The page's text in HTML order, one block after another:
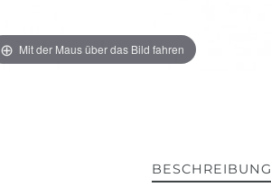
Mit der Maus über das Bild fahren
BESCHREIBUNG